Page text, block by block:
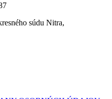
súdu Nitra,